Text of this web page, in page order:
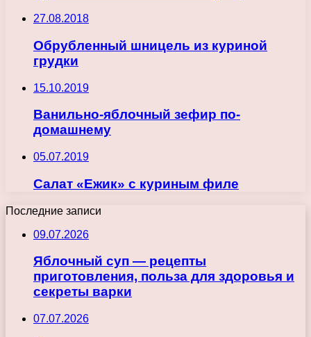
27.08.2018
Обрубленный шницель из куриной
грудки
15.10.2019
Ванильно-яблочный зефир по-
домашнему
05.07.2019
Салат «Ежик» с куриным филе
Последние записи
09.07.2026
Яблочный суп — рецепты
приготовления, польза для здоровья и
секреты варки
07.07.2026